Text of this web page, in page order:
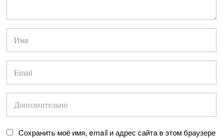
Сохранить моё имя, email и адрес сайта в этом браузере